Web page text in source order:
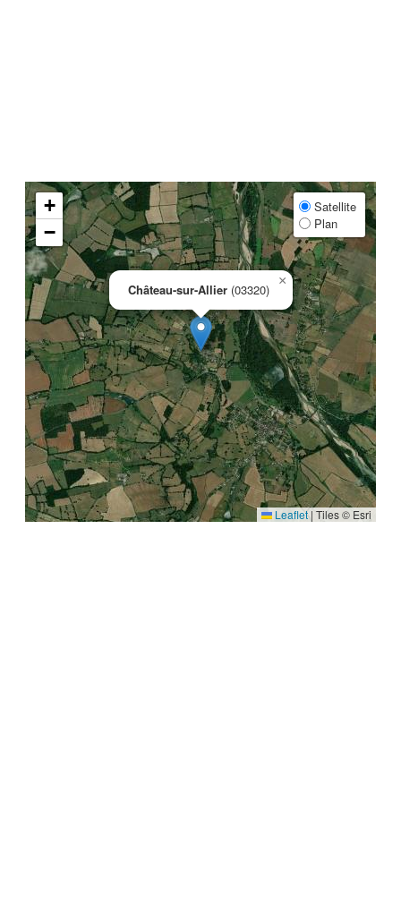
Château-sur-Allier (03320)
×
+
−
Satellite
Plan
Leaflet | Tiles © Esri